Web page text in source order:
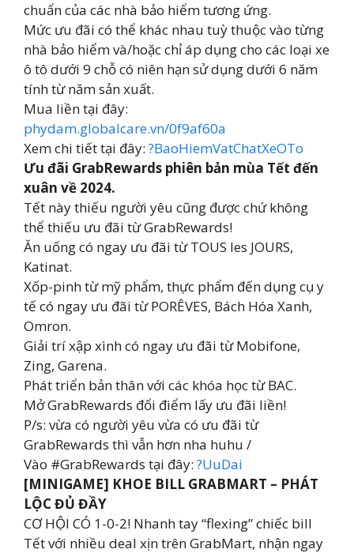
chuẩn của các nhà bảo hiểm tương ứng.
Mức ưu đãi có thể khác nhau tuỳ thuộc vào từng
nhà bảo hiểm và/hoặc chỉ áp dụng cho các loại xe
ô tô dưới 9 chỗ có niên hạn sử dụng dưới 6 năm
tính từ năm sản xuất.
Mua liền tại đây:
phydam.globalcare.vn/0f9af60a
Xem chi tiết tại đây: ?BaoHiemVatChatXeOTo
Ưu đãi GrabRewards phiên bản mùa Tết đến
xuân về 2024.
Tết này thiếu người yêu cũng được chứ không
thể thiếu ưu đãi từ GrabRewards!
Ăn uống có ngay ưu đãi từ TOUS les JOURS,
Katinat.
Xốp-pinh từ mỹ phẩm, thực phẩm đến dụng cụ y
tế có ngay ưu đãi từ PORÊVES, Bách Hóa Xanh,
Omron.
Giải trí xập xình có ngay ưu đãi từ Mobifone,
Zing, Garena.
Phát triển bản thân với các khóa học từ BAC.
Mở GrabRewards đổi điểm lấy ưu đãi liền!
P/s: vừa có người yêu vừa có ưu đãi từ
GrabRewards thì vẫn hơn nha huhu /
Vào #GrabRewards tại đây: ?UuDai
[MINIGAME] KHOE BILL GRABMART – PHÁT
LỘC ĐỦ ĐẦY
CƠ HỘI CÓ 1-0-2! Nhanh tay “flexing” chiếc bill
Tết với nhiều deal xịn trên GrabMart, nhận ngay